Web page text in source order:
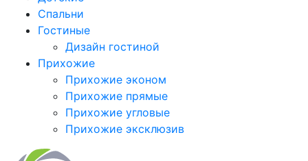
Спальни
Гостиные
Дизайн гостиной
Прихожие
Прихожие эконом
Прихожие прямые
Прихожие угловые
Прихожие эксклюзив